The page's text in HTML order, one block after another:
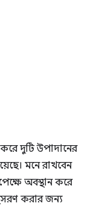
দুটি উপাদানের
মনে রাখবেন
অবস্থান করে
করার জন্য